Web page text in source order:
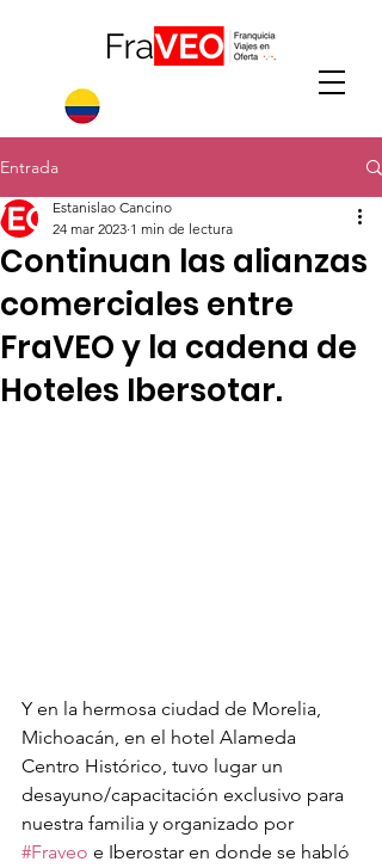
Entrada
Continuan las alianzas
comerciales entre
FraVEO y la cadena de
Hoteles Ibersotar.
Estanislao Cancino
24 mar 2023 1 min de lectura
Y en la hermosa ciudad de Morelia,
Michoacán, en el hotel Alameda
Centro Histórico, tuvo lugar un
desayuno/capacitación exclusivo para
nuestra familia y organizado por
#Fraveo e Iberostar en donde se habló